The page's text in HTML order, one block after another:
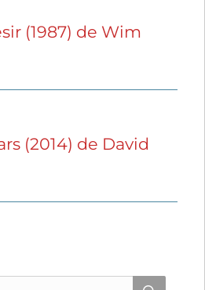
(1987) de Wim
(2014) de David